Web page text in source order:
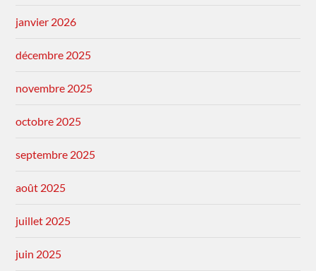
janvier 2026
décembre 2025
novembre 2025
octobre 2025
septembre 2025
août 2025
juillet 2025
juin 2025